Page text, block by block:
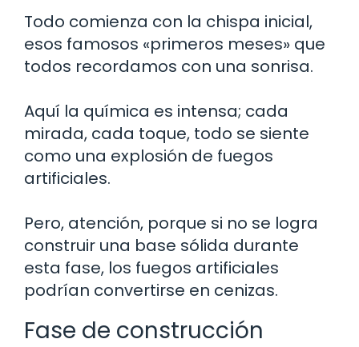
Todo comienza con la chispa inicial,
esos famosos «primeros meses» que
todos recordamos con una sonrisa.
Aquí la química es intensa; cada
mirada, cada toque, todo se siente
como una explosión de fuegos
artificiales.
Pero, atención, porque si no se logra
construir una base sólida durante
esta fase, los fuegos artificiales
podrían convertirse en cenizas.
Fase de construcción